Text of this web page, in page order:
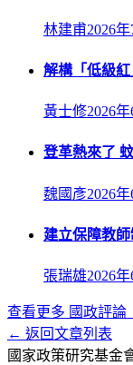
林建甫2026年
解構「低級
黃士修2026年
登革熱來了
魏國彥2026年
建立保障教
張瑞雄2026年
查看更多 國政評論
← 返回文章列表
國家政策研究基金